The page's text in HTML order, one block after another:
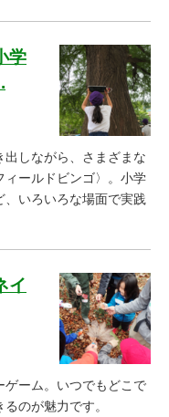
学
しながら、さまざまな
ィールドビンゴ〉。小学
いろいろな場面で実践
イ
ゲーム。いつでもどこで
のが魅力です。